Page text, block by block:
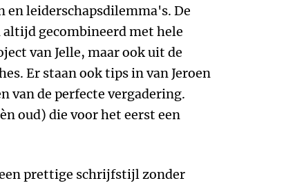
leiderschapsdilemma's. De
altijd gecombineerd met hele
van Jelle, maar ook uit de
Er staan ook tips in van Jeroen
van de perfecte vergadering.
oud) die voor het eerst een
prettige schrijfstijl zonder